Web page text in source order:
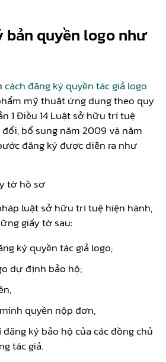
bản quyền logo như
cách đăng ký quyền tác giả logo
mỹ thuật ứng dụng theo quy
1 Điều 14 Luật sở hữu trí tuệ
bổ sung năm 2009 và năm
đăng ký được diễn ra như
tờ hồ sơ
luật sở hữu trí tuệ hiện hành,
giấy tờ sau:
ký quyền tác giả logo;
dự định bảo hộ;
quyền nộp đơn,
ký bảo hộ của các đồng chủ
tác giả.